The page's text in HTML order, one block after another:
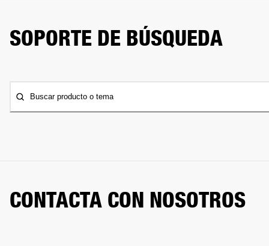
SOPORTE DE BÚSQUEDA
Buscar producto o tema
CONTACTA CON NOSOTROS